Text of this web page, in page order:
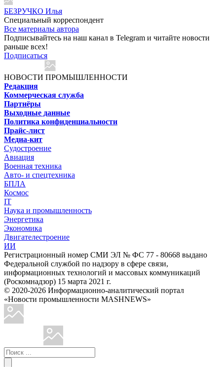
БЕЗРУЧКО Илья
Специальный корреспондент
Все материалы автора
Подписывайтесь на наш канал в Telegram и читайте новости
раньше всех!
Подписаться
НОВОСТИ ПРОМЫШЛЕННОСТИ
Редакция
Коммерческая служба
Партнёры
Выходные данные
Политика конфиденциальности
Прайс-лист
Медиа-кит
Судостроение
Авиация
Военная техника
Авто- и спецтехника
БПЛА
Космос
IT
Наука и промышленность
Энергетика
Экономика
Двигателестроение
ИИ
Регистрационный номер СМИ ЭЛ № ФС 77 - 80668 выдано
Федеральной службой по надзору в сфере связи,
информационных технологий и массовых коммуникаций
(Роскомнадзор) 15 марта 2021 г.
© 2020-2026 Информационно-аналитический портал
«Новости промышленности MASHNEWS»